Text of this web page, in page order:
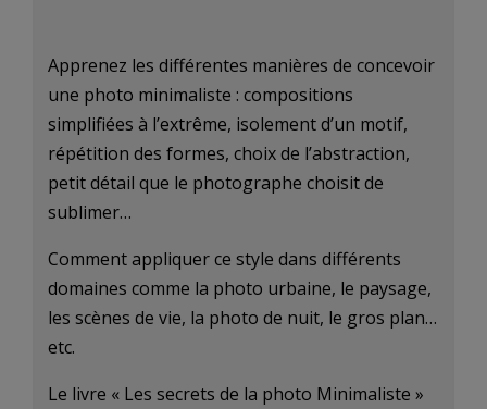
Apprenez les différentes manières de concevoir
une photo minimaliste : compositions
simplifiées à l’extrême, isolement d’un motif,
répétition des formes, choix de l’abstraction,
petit détail que le photographe choisit de
sublimer…
Comment appliquer ce style dans différents
domaines comme la photo urbaine, le paysage,
les scènes de vie, la photo de nuit, le gros plan…
etc.
Le livre « Les secrets de la photo Minimaliste »